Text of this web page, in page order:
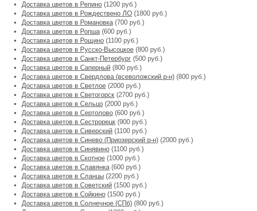
Доставка цветов в Репино (1200 руб.)
Доставка цветов в Рождествено ЛО (1800 руб.)
Доставка цветов в Романовка(700 руб.)
Доставка цветов в Ропша(600 руб.)
Доставка цветов в Рощино (1100 руб.)
Доставка цветов в Русско-Высоцкое (800 руб.)
Доставка цветов в Санкт-Петербург (500 руб.)
Доставка цветов в Саперный (800 руб.)
Доставка цветов в Свердлова (всеволожский р-н) (800 руб.)
Доставка цветов в Светлое (2000 руб.)
Доставка цветов в Светогорск (2700 руб.)
Доставка цветов в Сельцо (2000 руб.)
Доставка цветов в Сертолово (600 руб.)
Доставка цветов в Сестрорецк (900 руб.)
Доставка цветов в Сиверский (1100 руб.)
Доставка цветов в Синево (Приозерский р-н) (2000 руб.)
Доставка цветов в Синявино (1100 руб.)
Доставка цветов в Скотное (1000 руб.)
Доставка цветов в Славянка(600 руб.)
Доставка цветов в Сланцы (2200 руб.)
Доставка цветов в Советский (1500 руб.)
Доставка цветов в Сойкино (1500 руб.)
Доставка цветов в Солнечное (СПб) (800 руб.)